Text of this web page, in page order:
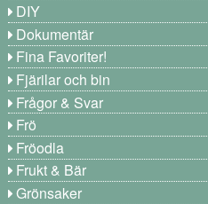
DIY
Dokumentär
Fina Favoriter!
Fjärilar och bin
Frågor & Svar
Frö
Fröodla
Frukt & Bär
Grönsaker